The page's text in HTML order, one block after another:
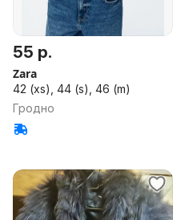
55 р.
Zara
42 (xs), 44 (s), 46 (m)
Гродно